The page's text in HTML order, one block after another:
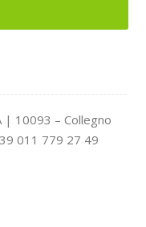
| 10093 – Collegno
011 779 27 49